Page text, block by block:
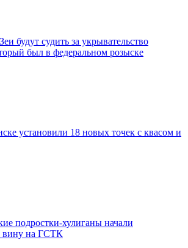
будут судить за укрывательство
был в федеральном розыске
установили 18 новых точек с квасом и
подростки-хулиганы начали
вину на ГСТК